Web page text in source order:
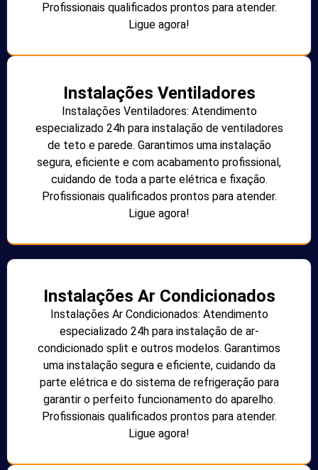
Profissionais qualificados prontos para atender.
Ligue agora!
Instalações Ventiladores
Instalações Ventiladores: Atendimento
especializado 24h para instalação de ventiladores
de teto e parede. Garantimos uma instalação
segura, eficiente e com acabamento profissional,
cuidando de toda a parte elétrica e fixação.
Profissionais qualificados prontos para atender.
Ligue agora!
Instalações Ar Condicionados
Instalações Ar Condicionados: Atendimento
especializado 24h para instalação de ar-
condicionado split e outros modelos. Garantimos
uma instalação segura e eficiente, cuidando da
parte elétrica e do sistema de refrigeração para
garantir o perfeito funcionamento do aparelho.
Profissionais qualificados prontos para atender.
Ligue agora!